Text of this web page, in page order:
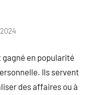
en popularité
Ils servent
des affaires ou à